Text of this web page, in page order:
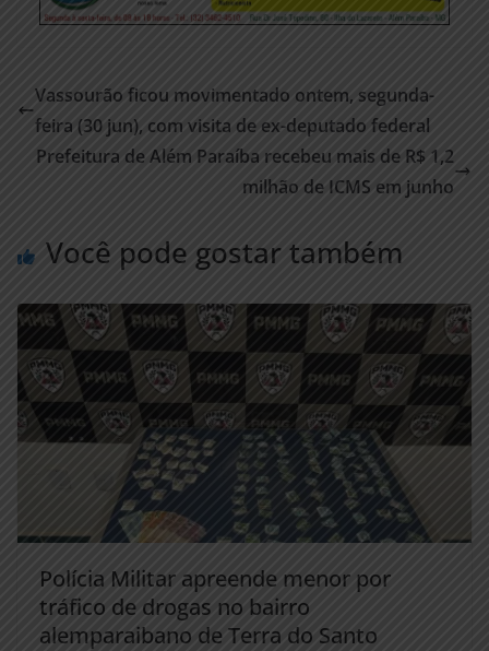
Vassourão ficou movimentado ontem, segunda-
feira (30 jun), com visita de ex-deputado federal
Prefeitura de Além Paraíba recebeu mais de R$ 1,2
milhão de ICMS em junho
Você pode gostar também
Polícia Militar apreende menor por
tráfico de drogas no bairro
alemparaibano de Terra do Santo